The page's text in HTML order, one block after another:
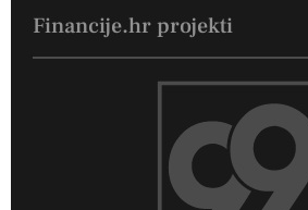
Financije.hr projekti